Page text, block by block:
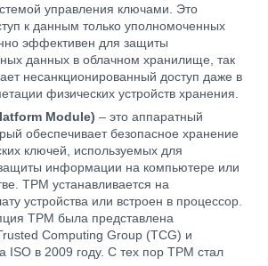
управления ключами. Это
к данным только уполномоченных
эффективен для защиты
данных в облачном хранилище, так
несанкционированный доступ даже в
физических устройств хранения.
Module) – это аппаратный
обеспечивает безопасное хранение
ключей, используемых для
информации на компьютере или
TPM устанавливается на
устройства или встроен в процессор.
TPM была представлена
Computing Group (TCG) и
ISO в 2009 году. С тех пор TPM стал